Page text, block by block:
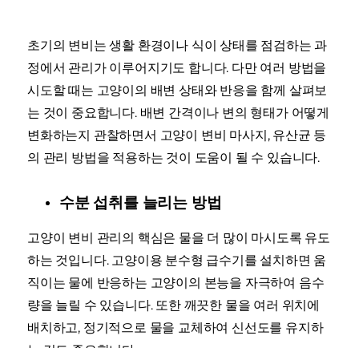
초기의 변비는 생활 환경이나 식이 상태를 점검하는 과
정에서 관리가 이루어지기도 합니다. 다만 여러 방법을
시도할 때는 고양이의 배변 상태와 반응을 함께 살펴보
는 것이 중요합니다. 배변 간격이나 변의 형태가 어떻게
변화하는지 관찰하면서 고양이 변비 마사지, 유산균 등
의 관리 방법을 적용하는 것이 도움이 될 수 있습니다.
수분 섭취를 늘리는 방법
고양이 변비 관리의 핵심은 물을 더 많이 마시도록 유도
하는 것입니다. 고양이용 분수형 급수기를 설치하면 움
직이는 물에 반응하는 고양이의 본능을 자극하여 음수
량을 늘릴 수 있습니다. 또한 깨끗한 물을 여러 위치에
배치하고, 정기적으로 물을 교체하여 신선도를 유지하